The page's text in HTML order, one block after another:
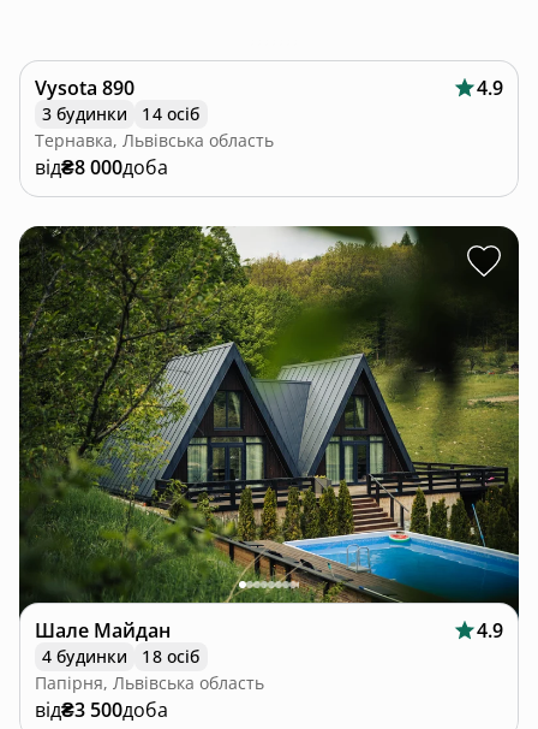
Vysota 890 4.9
3 будинки
14 осіб
Тернавка, Львівська область
від₴8 000доба
Шале Майдан 4.9
4 будинки
18 осіб
Папірня, Львівська область
від₴3 500доба